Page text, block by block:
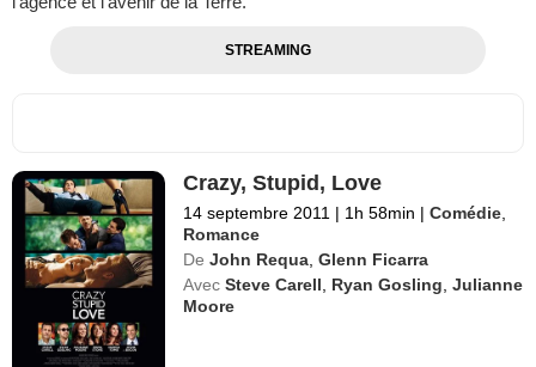
STREAMING
Crazy, Stupid, Love
14 septembre 2011 | 1h 58min | Comédie
Romance
De John Requa ,Glenn Ficarra
Avec Steve Carell Ryan Gosling ,Julianne
Moore